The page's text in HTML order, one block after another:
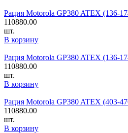
Рация Motorola GP380 ATEX (136-
110880.00
шт.
В корзину
Рация Motorola GP380 ATEX (136-
110880.00
шт.
В корзину
Рация Motorola GP380 ATEX (403-
110880.00
шт.
В корзину